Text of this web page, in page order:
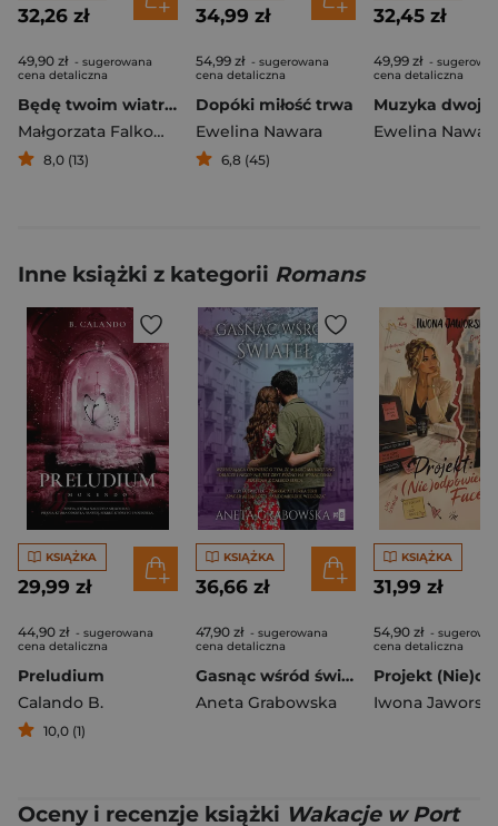
32,26 zł
49,90 zł - sugerowana
cena detaliczna
Będę twoim wiatrem
Małgorzata Falkowska
8,0 (13)
34,99 zł
54,99 zł - sugerowana
cena detaliczna
Dopóki miłość trwa
Ewelina Nawara
6,8 (45)
32,45 zł
49,99 zł -
cena detaliczna
Ewelina
Inne książki z kategorii Romans
KSIĄŻKA
29,99 zł
44,90 zł - sugerowana
cena detaliczna
Preludium
Calando B.
10,0 (1)
KSIĄŻKA
36,66 zł
47,90 zł - sugerowana
cena detaliczna
Gasnąc wśród świateł
Aneta Grabowska
KSIĄŻKA
31,99 zł
54,90 zł -
cena detaliczna
Iwona
Oceny i recenzje książki Wakacje w Port